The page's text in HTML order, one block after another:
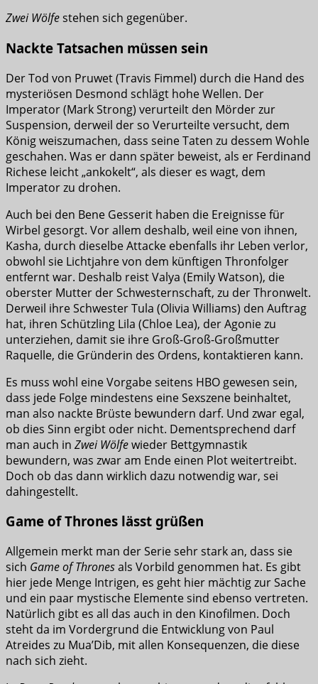
Zwei Wölfestehen sich gegenüber.
Nackte Tatsachen müssen sein
Der Tod von Pruwet (Travis Fimmel) durch die Hand des
mysteriösen Desmond schlägt hohe Wellen. Der
Imperator (Mark Strong) verurteilt den Mörder zur
Suspension, derweil der so Verurteilte versucht, dem
König weiszumachen, dass seine Taten zu dessem Wohle
geschahen. Was er dann später beweist, als er Ferdinand
Richese leicht „ankokelt“, als dieser es wagt, dem
Imperator zu drohen.
Auch bei den Bene Gesserit haben die Ereignisse für
Wirbel gesorgt. Vor allem deshalb, weil eine von ihnen,
Kasha, durch dieselbe Attacke ebenfalls ihr Leben verlor,
obwohl sie Lichtjahre von dem künftigen Thronfolger
entfernt war. Deshalb reist Valya (Emily Watson), die
oberster Mutter der Schwesternschaft, zu der Thronwelt.
Derweil ihre Schwester Tula (Olivia Williams) den Auftrag
hat, ihren Schützling Lila (Chloe Lea), der Agonie zu
unterziehen, damit sie ihre Groß-Groß-Großmutter
Raquelle, die Gründerin des Ordens, kontaktieren kann.
Es muss wohl eine Vorgabe seitens HBO gewesen sein,
dass jede Folge mindestens eine Sexszene beinhaltet,
man also nackte Brüste bewundern darf. Und zwar egal,
ob dies Sinn ergibt oder nicht. Dementsprechend darf
man auch in Zwei Wölfewieder Bettgymnastik
bewundern, was zwar am Ende einen Plot weitertreibt.
Doch ob das dann wirklich dazu notwendig war, sei
dahingestellt.
Game of Thrones lässt grüßen
Allgemein merkt man der Serie sehr stark an, dass sie
sich Game of Thronesals Vorbild genommen hat. Es gibt
hier jede Menge Intrigen, es geht hier mächtig zur Sache
und ein paar mystische Elemente sind ebenso vertreten.
Natürlich gibt es all das auch in den Kinofilmen. Doch
steht da im Vordergrund die Entwicklung von Paul
Atreides zu Mua’Dib, mit allen Konsequenzen, die diese
nach sich zieht.